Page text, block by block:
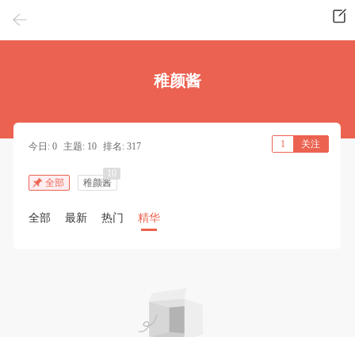
稚颜酱
今日: 0 主题: 10 排名: 317 1 关注
全部 稚颜酱
10
全部 最新 热门 精华